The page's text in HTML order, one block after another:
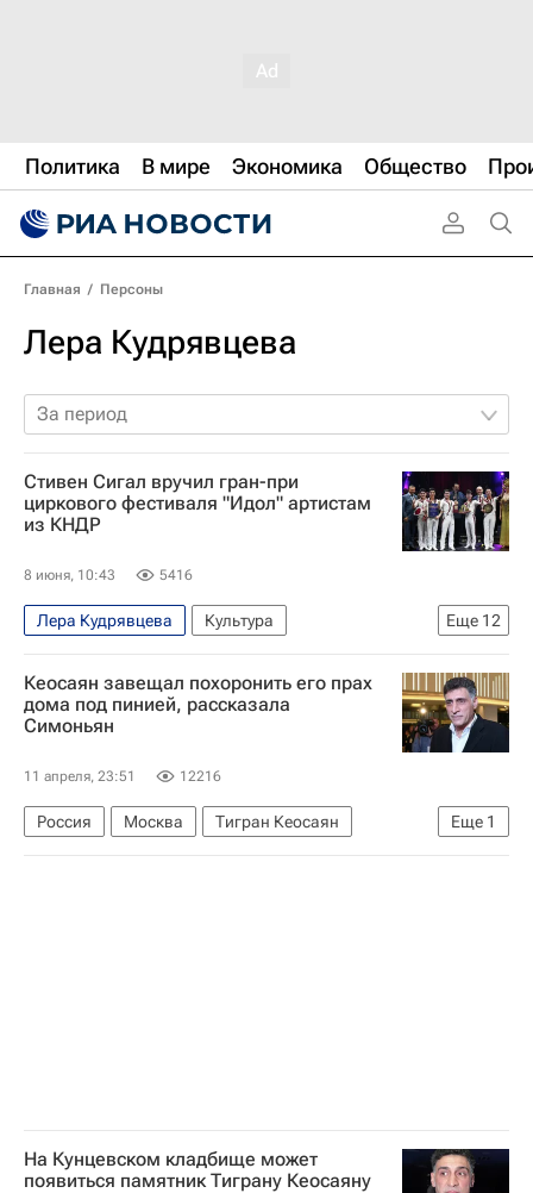
Политика В мире Экономика Общество
Главная / Персоны
Лера Кудрявцева
За период
Стивен Сигал вручил гран-при
циркового фестиваля "Идол" артистам
из КНДР
8 июня, 10:43 5416
Еще 12
Лера Кудрявцева
Культура
Эдгард Запашный
Москва
Новости культуры
Стивен Сигал
Голливуд
КНДР
Юрий Куклачев
Евгений Петросян
Алексей Немов
Стас Костюшкин
Кеосаян завещал похоронить его прах
дома под пинией, рассказала
Симоньян
11 апреля, 23:51 12216
Еще 1
Россия Москва
Тигран Кеосаян
Маргарита Симоньян
На Кунцевском кладбище может
появиться памятник Тиграну Кеосаяну